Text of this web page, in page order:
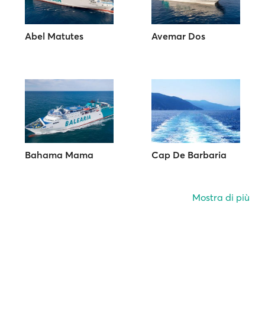
Abel Matutes Avemar Dos
Bahama Mama Cap De Barbaria
Mostra di più